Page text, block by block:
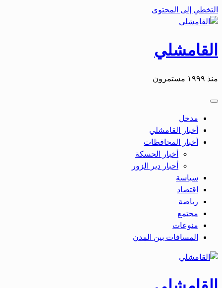
التخطي إلى المحتوى
القامشلي
منذ ١٩٩٩ مستمرون
مدخل
أخبار القامشلي
أخبار المحافظات
أخبار الحسكة
أحبار دير الزور
سياسة
اقتصاد
رياضة
مجتمع
منوعات
المسافات بين المدن